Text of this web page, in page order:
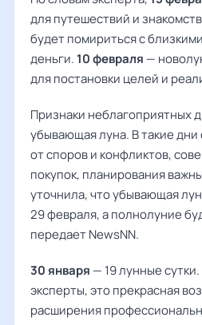
для путешествий и
будет помириться с
деньги. 10 февраля —
для постановки целей и
Признаки неблагоприятных
убывающая луна. В такие дни
от споров и конфликтов,
покупок, планирования
уточнила, что убывающая
29 февраля, а полнолуние
передает NewsNN.
30 января — 19 лунные
эксперты, это прекрасная
расширения